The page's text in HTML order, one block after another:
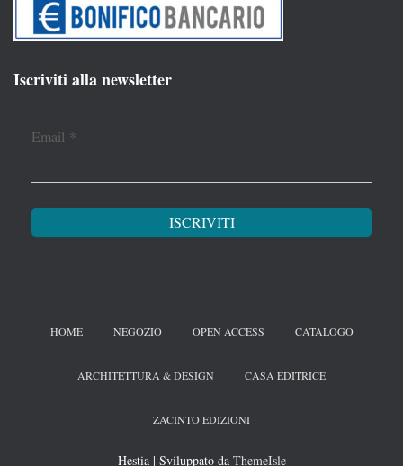
Iscriviti alla newsletter
Email *
HOME NEGOZIO OPEN ACCESS CATALOGO
ARCHITETTURA & DESIGN CASA EDITRICE
ZACINTO EDIZIONI
Hestia | Sviluppato da ThemeIsle